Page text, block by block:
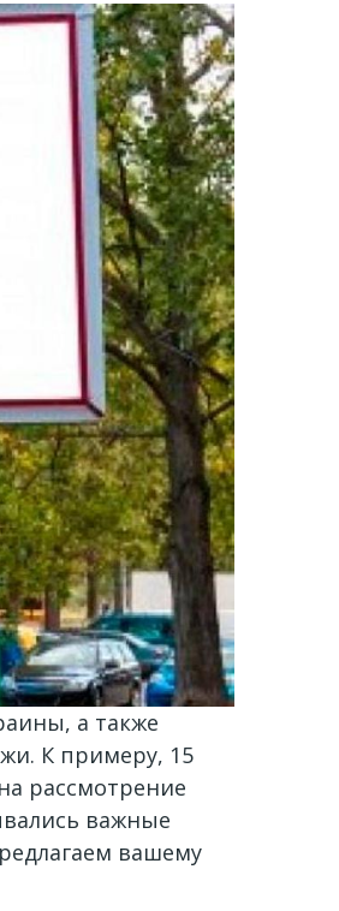
а также
К примеру, 15
рассмотрение
важные
вашему